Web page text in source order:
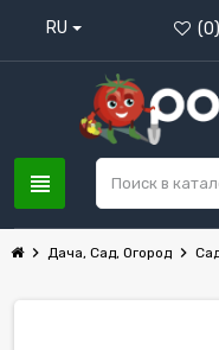
RU (0)
view_headline
chevron_right Дача, Сад, Огород chevron_right